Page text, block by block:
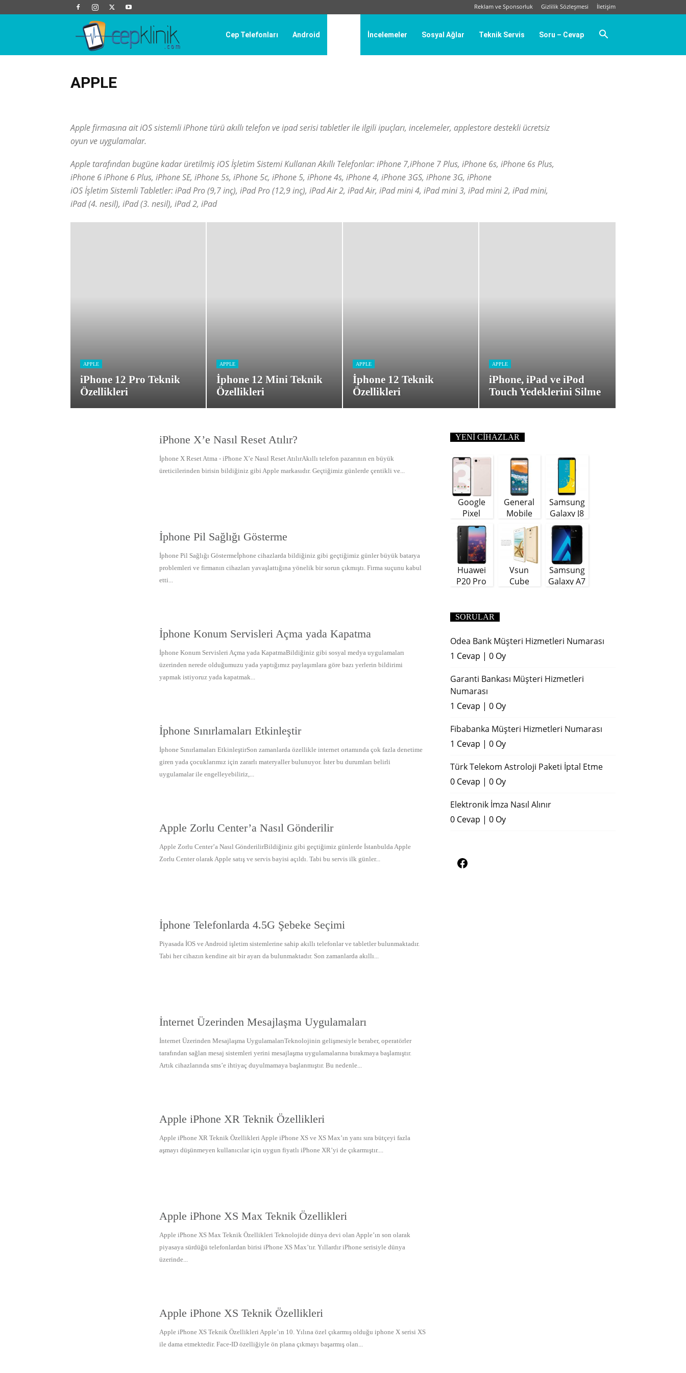
Reklam ve Sponsorluk Gizlilik Sözleşmesi İletişim
Cep Telefonları Android İncelemeler Sosyal Ağlar Teknik Servis Soru – Cevap
APPLE
Apple firmasına ait iOS sistemli iPhone türü akıllı telefon ve ipad serisi tabletler ile ilgili ipuçları, incelemeler, applestore destekli ücretsiz
oyun ve uygulamalar.
Apple tarafından bugüne kadar üretilmiş iOS İşletim Sistemi Kullanan Akıllı Telefonlar: iPhone 7,iPhone 7 Plus, iPhone 6s, iPhone 6s Plus,
iPhone 6 iPhone 6 Plus, iPhone SE, iPhone 5s, iPhone 5c, iPhone 5, iPhone 4s, iPhone 4, iPhone 3GS, iPhone 3G, iPhone
iOS İşletim Sistemli Tabletler: iPad Pro (9,7 inç), iPad Pro (12,9 inç), iPad Air 2, iPad Air, iPad mini 4, iPad mini 3, iPad mini 2, iPad mini,
iPad (4. nesil), iPad (3. nesil), iPad 2, iPad
APPLE
iPhone 12 Pro Teknik
Özellikleri
APPLE
İphone 12 Mini Teknik
Özellikleri
APPLE
İphone 12 Teknik
Özellikleri
APPLE
iPhone, iPad ve iPod
Touch Yedeklerini Silme
iPhone X’e Nasıl Reset Atılır?
İphone X Reset Atma - iPhone X’e Nasıl Reset AtılırAkıllı telefon pazarının en büyük
üreticilerinden birisin bildiğiniz gibi Apple markasıdır. Geçtiğimiz günlerde çentikli ve...
İphone Pil Sağlığı Gösterme
İphone Pil Sağlığı Göstermeİphone cihazlarda bildiğiniz gibi geçtiğimiz günler büyük batarya
problemleri ve firmanın cihazları yavaşlattığına yönelik bir sorun çıkmıştı. Firma suçunu kabul
etti...
İphone Konum Servisleri Açma yada Kapatma
İphone Konum Servisleri Açma yada KapatmaBildiğiniz gibi sosyal medya uygulamaları
üzerinden nerede olduğumuzu yada yaptığımız paylaşımlara göre bazı yerlerin bildirimi
yapmak istiyoruz yada kapatmak...
İphone Sınırlamaları Etkinleştir
İphone Sınırlamaları EtkinleştirSon zamanlarda özellikle internet ortamında çok fazla denetime
giren yada çocuklarımız için zararlı materyaller bulunuyor. İster bu durumları belirli
uygulamalar ile engelleyebiliriz,...
Apple Zorlu Center’a Nasıl Gönderilir
Apple Zorlu Center’a Nasıl GönderilirBildiğiniz gibi geçtiğimiz günlerde İstanbulda Apple
Zorlu Center olarak Apple satış ve servis bayisi açıldı. Tabi bu servis ilk günler...
İphone Telefonlarda 4.5G Şebeke Seçimi
Piyasada İOS ve Android işletim sistemlerine sahip akıllı telefonlar ve tabletler bulunmaktadır.
Tabi her cihazın kendine ait bir ayarı da bulunmaktadır. Son zamanlarda akıllı...
İnternet Üzerinden Mesajlaşma Uygulamaları
İnternet Üzerinden Mesajlaşma UygulamalarıTeknolojinin gelişmesiyle beraber, operatörler
tarafından sağlan mesaj sistemleri yerini mesajlaşma uygulamalarına bırakmaya başlamıştır.
Artık cihazlarında sms’e ihtiyaç duyulmamaya başlanmıştır. Bu nedenle...
Apple iPhone XR Teknik Özellikleri
Apple iPhone XR Teknik Özellikleri Apple iPhone XS ve XS Max’ın yanı sıra bütçeyi fazla
aşmayı düşünmeyen kullanıcılar için uygun fiyatlı iPhone XR’yi de çıkarmıştır....
Apple iPhone XS Max Teknik Özellikleri
Apple iPhone XS Max Teknik Özellikleri Teknolojide dünya devi olan Apple’ın son olarak
piyasaya sürdüğü telefonlardan birisi iPhone XS Max’tır. Yıllardır iPhone serisiyle dünya
üzerinde...
Apple iPhone XS Teknik Özellikleri
Apple iPhone XS Teknik Özellikleri Apple’ın 10. Yılına özel çıkarmış olduğu iphone X serisi XS
ile dama etmektedir. Face-ID özelliğiyle ön plana çıkmayı başarmış olan...
YENI CIHAZLAR
Google
Pixel
General
Mobile
GM9 Plus
Samsung
Galaxy J8
(64 GB)
Huawei
P20 Pro
Vsun
Cube
Samsung
Galaxy A7
SORULAR
Odea Bank Müşteri Hizmetleri Numarası
1 Cevap | 0 Oy
Garanti Bankası Müşteri Hizmetleri
Numarası
1 Cevap | 0 Oy
Fibabanka Müşteri Hizmetleri Numarası
1 Cevap | 0 Oy
Türk Telekom Astroloji Paketi İptal Etme
0 Cevap | 0 Oy
Elektronik İmza Nasıl Alınır
0 Cevap | 0 Oy